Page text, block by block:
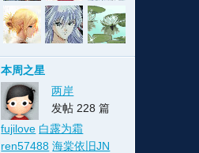
n n l
e
室
本周之星
两岸
发帖 228 篇
fujilove 白露为霜
ren57488 海棠依旧JN